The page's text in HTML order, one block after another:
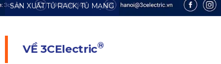
VỀ3CElectric®